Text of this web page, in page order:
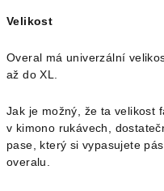
Velikost
Overal má univerzální
až do XL.
Jak je možný, že ta velikost
v kimono rukávech,
pase, který si vypasujete
overalu.